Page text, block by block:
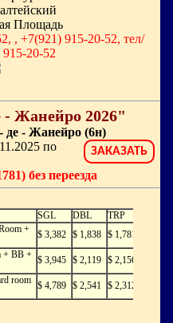
Площадь
, +7(921) 915-20-52, тел/
20-52
Жанейро 2026"
де - Жанейро (6н)
ЗАКАЗАТЬ
по
без переезда
SGL DBL
TRP
+
$ 3,382 $ 1,838 $ 1,781
+ BB + $ 3,945 $ 2,119 $ 2,156
room $ 4,789 $ 2,541 $ 2,312